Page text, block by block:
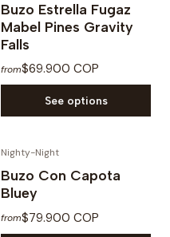
Buzo Estrella Fugaz
Mabel Pines Gravity
Falls
from$69.900 COP
See options
Nighty-Night
Buzo Con Capota
Bluey
from$79.900 COP